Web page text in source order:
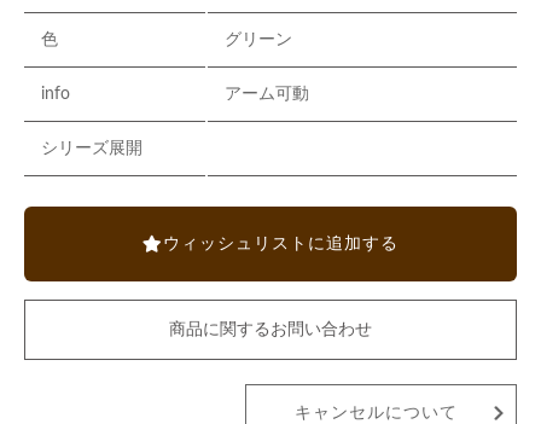
色 グリーン
info アーム可動
シリーズ展開
ウィッシュリストに追加する
商品に関するお問い合わせ
キャンセルについて